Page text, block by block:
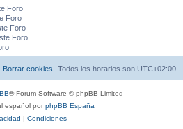
Foro
Foro
Foro
Foro
Todos los horarios son UTC+02:00
Borrar cookies
® Forum Software © phpBB Limited
español porphpBB España
| Condiciones